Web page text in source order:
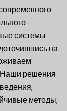
системы
на
Наши решения
методы,